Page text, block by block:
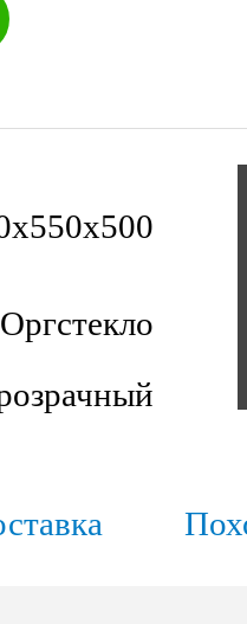
Оргстекло